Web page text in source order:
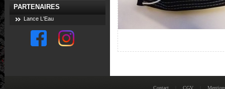
PARTENAIRES
Lance L'Eau
Contact CGV